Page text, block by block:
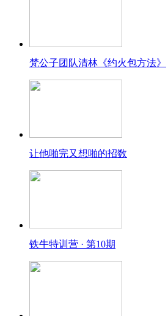
梵公子团队清林《约火包方法》
让他啪完又想啪的招数
铁牛特训营 · 第10期